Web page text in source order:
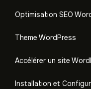
Optimisation SEO
Theme WordPress
Accélérer un site
Installation et